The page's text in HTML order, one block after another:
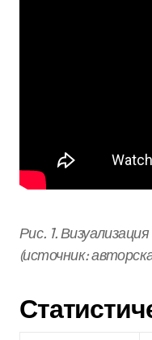
Рис. 1.
(источник: